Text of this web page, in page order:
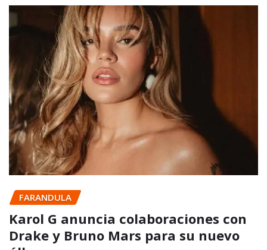
FARANDULA
Karol G anuncia colaboraciones con
Drake y Bruno Mars para su nuevo